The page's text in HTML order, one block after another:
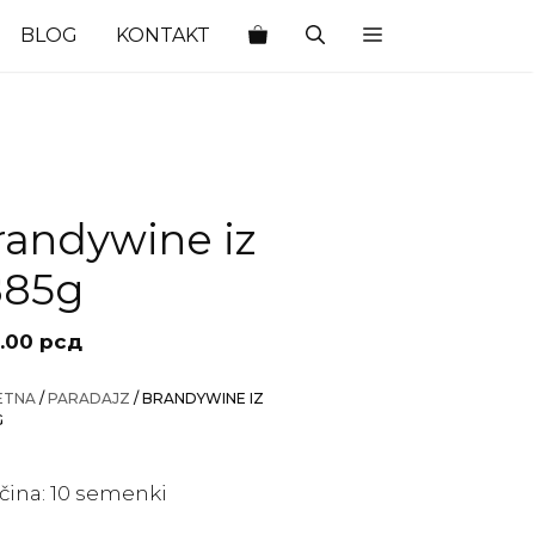
BLOG KONTAKT
iz
рсд
/PARADAJZ / BRANDYWINE IZ
10 semenki